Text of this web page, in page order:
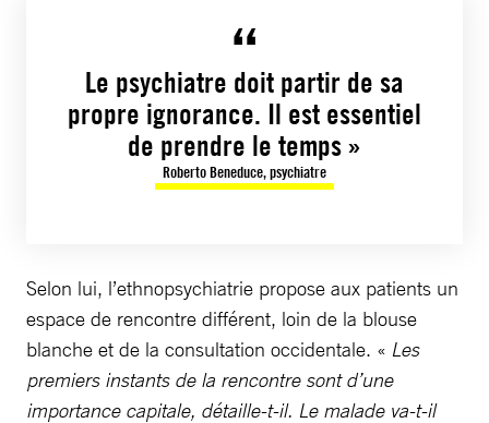
Le psychiatre doit partir de sa
propre ignorance. Il est essentiel
de prendre le temps »
Roberto Beneduce, psychiatre
Selon lui, l’ethnopsychiatrie propose aux patients un
espace de rencontre différent, loin de la blouse
blanche et de la consultation occidentale. « Les
premiers instants de la rencontre sont d’une
importance capitale, détaille-t-il. Le malade va-t-il